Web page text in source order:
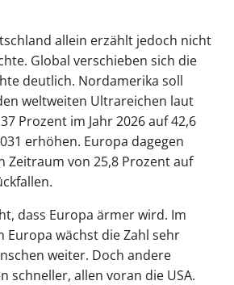
allein erzählt jedoch nicht
Global verschieben sich die
deutlich. Nordamerika soll
weltweiten Ultrareichen laut
Prozent im Jahr 2026 auf 42,6
erhöhen. Europa dagegen
Zeitraum von 25,8 Prozent auf
dass Europa ärmer wird. Im
Europa wächst die Zahl sehr
weiter. Doch andere
schneller, allen voran die USA.